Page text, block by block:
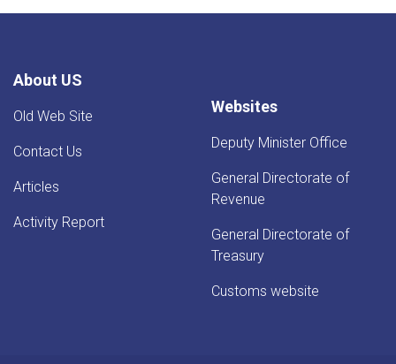
About US
Old Web Site
Contact Us
Articles
Activity Report
Websites
Deputy Minister Office
General Directorate of
Revenue
General Directorate of
Treasury
Customs website